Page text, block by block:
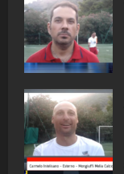
5
1